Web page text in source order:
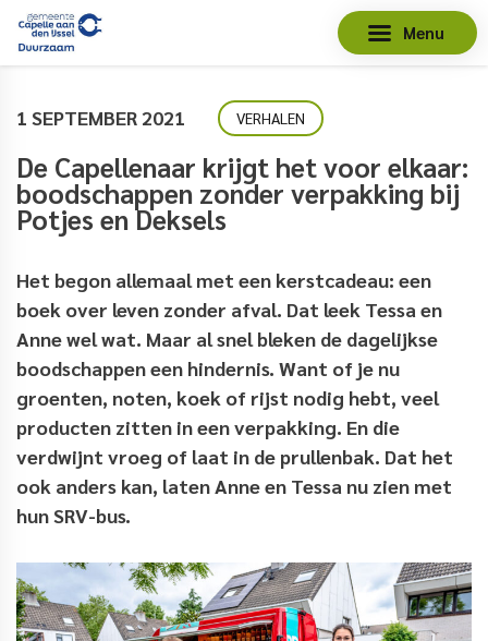
Menu
1 SEPTEMBER 2021 VERHALEN
De Capellenaar krijgt het voor elkaar:
boodschappen zonder verpakking bij
Potjes en Deksels
Het begon allemaal met een kerstcadeau: een
boek over leven zonder afval. Dat leek Tessa en
Anne wel wat. Maar al snel bleken de dagelijkse
boodschappen een hindernis. Want of je nu
groenten, noten, koek of rijst nodig hebt, veel
producten zitten in een verpakking. En die
verdwijnt vroeg of laat in de prullenbak. Dat het
ook anders kan, laten Anne en Tessa nu zien met
hun SRV-bus.